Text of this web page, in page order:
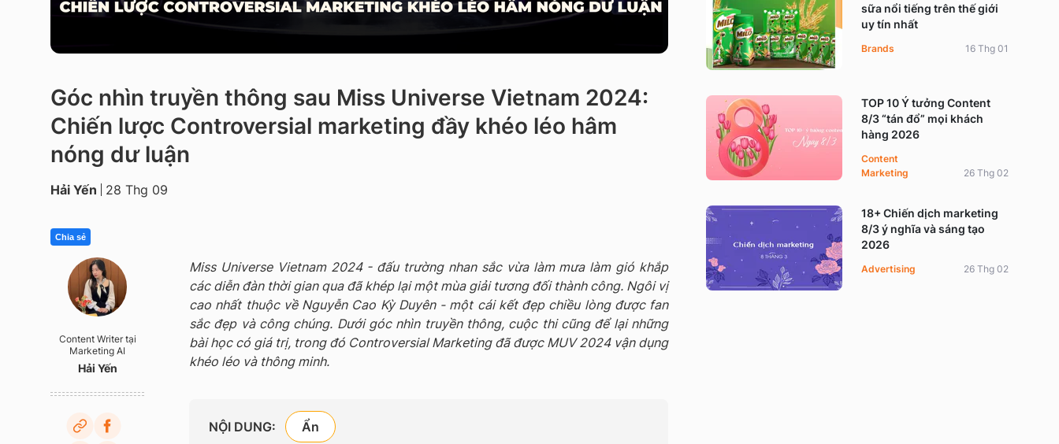
Góc nhìn truyền thông sau Miss Universe Vietnam 2024:
Chiến lược Controversial marketing đầy khéo léo hâm
nóng dư luận
Hải Yến 28 Thg 09
Chia sẻ
Content Writer tại
Marketing AI
Hải Yến
Miss Universe Vietnam 2024 - đấu trường nhan sắc vừa làm mưa làm gió khắp
các diễn đàn thời gian qua đã khép lại một mùa giải tương đối thành công. Ngôi vị
cao nhất thuộc về Nguyễn Cao Kỳ Duyên - một cái kết đẹp chiều lòng được fan
sắc đẹp và công chúng. Dưới góc nhìn truyền thông, cuộc thi cũng để lại những
bài học có giá trị, trong đó Controversial Marketing đã được MUV 2024 vận dụng
khéo léo và thông minh.
NỘI DUNG:
sữa nổi tiếng trên thế giới
uy tín nhất
Brands 16 Thg 01
TOP 10 Ý tưởng Content
8/3 “tán đổ” mọi khách
hàng 2026
Content
Marketing
26 Thg 02
18+ Chiến dịch marketing
8/3 ý nghĩa và sáng tạo
2026
Advertising 26 Thg 02